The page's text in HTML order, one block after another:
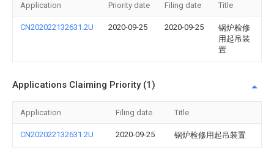
Application Priority date Filing date Title
CN202022132631.2U 2020-09-25 2020-09-25
锅炉检修
用起吊装
置
Applications Claiming Priority (1)
Application Filing date Title
CN202022132631.2U 2020-09-25 锅炉检修用起吊装置